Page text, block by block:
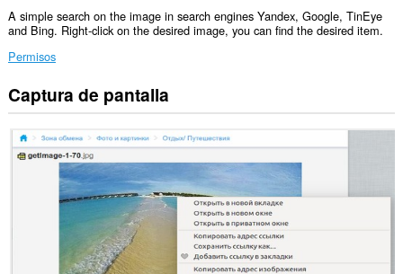
A simple search on the image in search engines Yandex, Google, TinEye
and Bing. Right-click on the desired image, you can find the desired item.
Permisos
Esta
extensión
acceder
a
navegación.
Captura de pantalla